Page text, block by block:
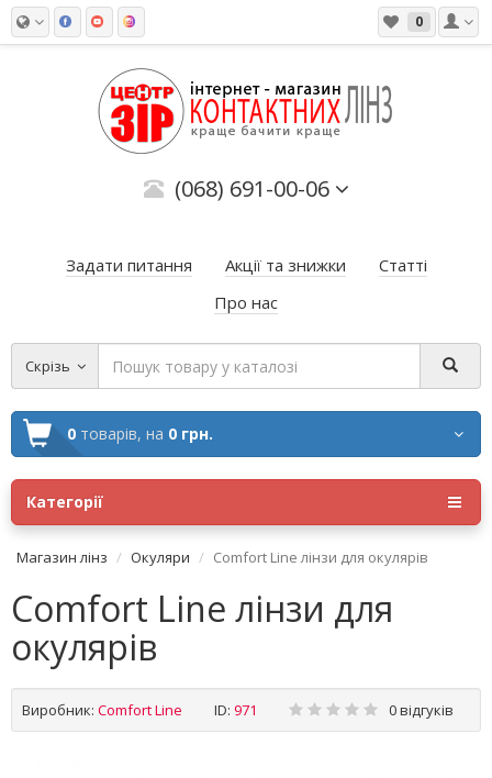
0
(068) 691-00-06
Задати питання Акції та знижки
Статті
Про нас
Скрізь
0 товарів, на 0 грн.
Категорії
Магазин лінз Окуляри Comfort Line лінзи для окулярів
Comfort Line лінзи для
окулярів
Виробник: Comfort Line ID: 971 0 відгуків